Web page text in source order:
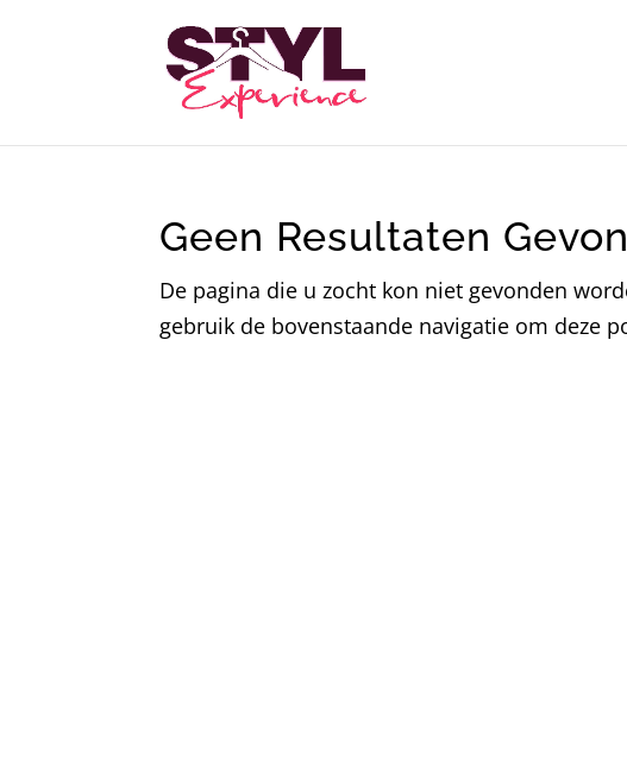
Geen Resultaten
De pagina die u zocht kon niet gevonden
gebruik de bovenstaande navigatie om deze